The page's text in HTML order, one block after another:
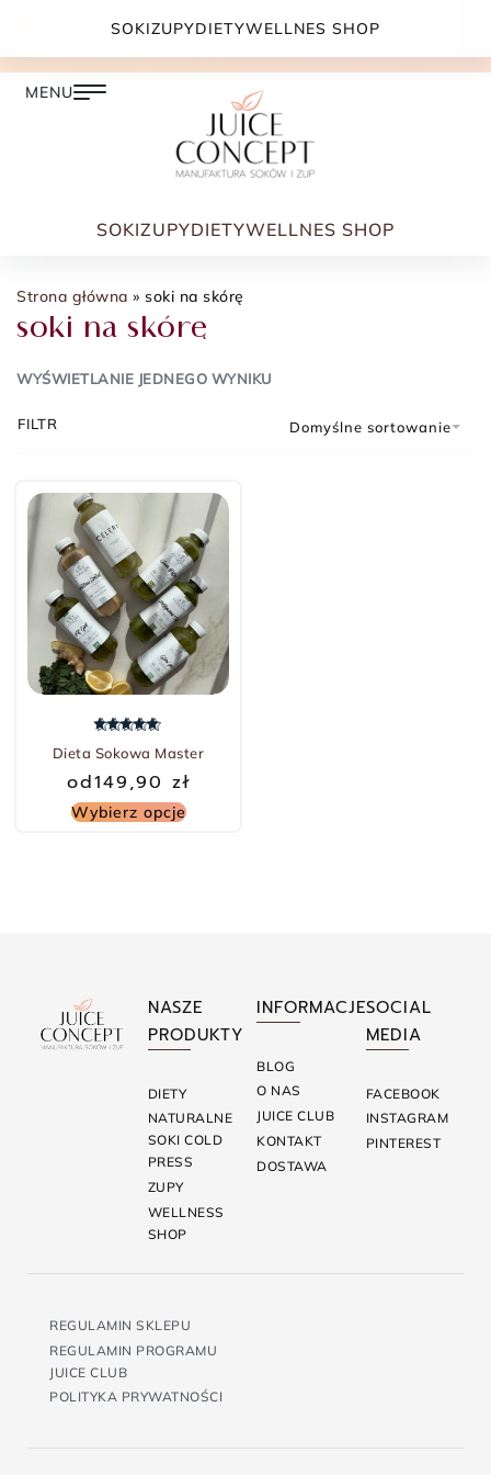
DARMOWA DOSTAWA PRZY ZAMÓWIENIU JUŻ OD
SOKIZUPYDIETYWELLNES SHOP
Strona główna » soki na skórę
soki na skórę
WYŚWIETLANIE JEDNEGO WYNIKU
Domyślne sortowanie
FILTR
Dieta Sokowa Master
od149,90 zł
Wybierz opcje
NASZE
PRODUKTY
DIETY
NATURALNE
SOKI COLD
PRESS
ZUPY
WELLNESS
SHOP
INFORMACJE
BLOG
O NAS
JUICE CLUB
KONTAKT
DOSTAWA
SOCIAL
MEDIA
FACEBOOK
INSTAGRAM
PINTEREST
REGULAMIN SKLEPU
REGULAMIN PROGRAMU
JUICE CLUB
POLITYKA PRYWATNOŚCI
SOKIZUPYDIETYWELLNES SHOP